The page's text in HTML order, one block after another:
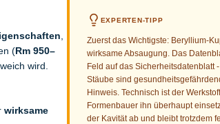
(Rm 950–
wird.
wirksame
EXPERTEN-TIPP
Zuerst das Wichtigste: Beryllium-
wirksame Absaugung. Das
Feld auf das Sicherheitsdatenblatt
Stäube sind
Hinweis. Technisch ist der
Formenbauer ihn überhaupt
der Kavität ab und bleibt trotzdem